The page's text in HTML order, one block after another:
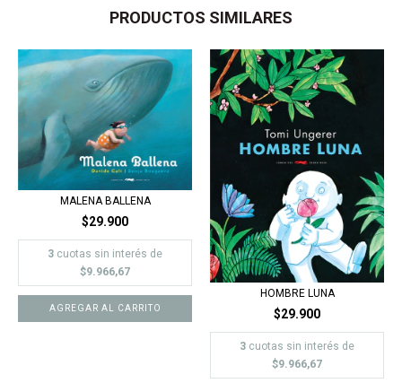
PRODUCTOS SIMILARES
MALENA BALLENA
$29.900
3 cuotas sin interés de
$9.966,67
AGREGAR AL CARRITO
HOMBRE LUNA
$29.900
3 cuotas sin interés de
$9.966,67